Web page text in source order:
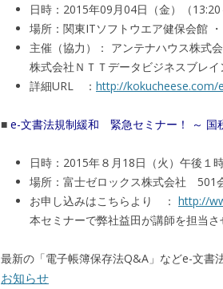
日時：2015年09月04日（金）（
場所：関東ITソフトウエア健保会館 ・
主催（協力）： アンテナハウス株式
株式会社ＮＴＴデータビジネスブレイ
詳細URL ： http://kokucheese.com/
■ e-文書法規制緩和 緊急セミナー！ ～ 国
日時：2015年８月18日（火）午後１
場所：富士ゼロックス株式会社
お申し込みはこちらより ： http://
本セミナーで弊社益田が講師を担当さ
最新の「電子帳簿保存法Q&A」などe-文書
お知らせ